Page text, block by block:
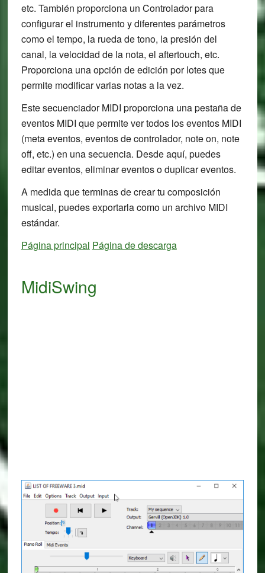
etc. También proporciona un Controlador para
configurar el instrumento y diferentes parámetros
como el tempo, la rueda de tono, la presión del
canal, la velocidad de la nota, el aftertouch, etc.
Proporciona una opción de edición por lotes que
permite modificar varias notas a la vez.
Este secuenciador MIDI proporciona una pestaña de
eventos MIDI que permite ver todos los eventos MIDI
(meta eventos, eventos de controlador, note on, note
off, etc.) en una secuencia. Desde aquí, puedes
editar eventos, eliminar eventos o duplicar eventos.
A medida que terminas de crear tu composición
musical, puedes exportarla como un archivo MIDI
estándar.
Página principal Página de descarga
MidiSwing